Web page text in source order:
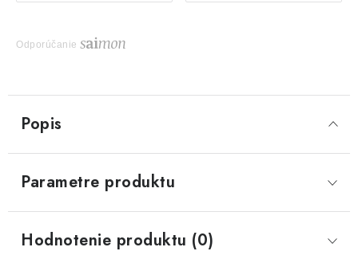
Odporúčanie
Popis
Parametre produktu
Hodnotenie produktu (0)